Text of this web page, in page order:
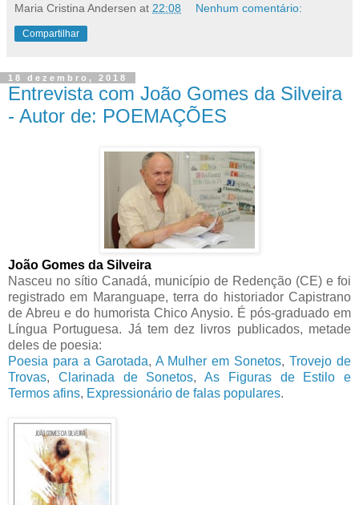
Maria Cristina Andersen at 22:08 Nenhum comentário:
Compartilhar
18 dezembro, 2018
Entrevista com João Gomes da Silveira
- Autor de: POEMAÇÕES
João Gomes da Silveira
Nasceu no sítio Canadá, município de Redenção (CE) e foi
registrado em Maranguape, terra do historiador Capistrano
de Abreu e do humorista Chico Anysio. É pós-graduado em
Língua Portuguesa. Já tem dez livros publicados, metade
deles de poesia:
Poesia para a Garotada, A Mulher em Sonetos,Trovejo de
Trovas, Clarinada de Sonetos, As Figuras de Estilo e
Termos afins, Expressionário de falas populares.